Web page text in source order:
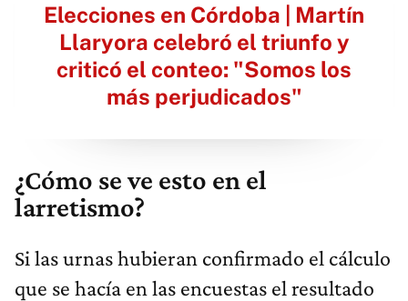
Elecciones en Córdoba | Martín
Llaryora celebró el triunfo y
criticó el conteo: "Somos los
más perjudicados"
¿Cómo se ve esto en el
larretismo?
Si las urnas hubieran confirmado el cálculo
que se hacía en las encuestas el resultado